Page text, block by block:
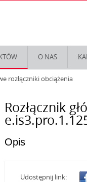
O NAS
rozłączniki obciążenia
Rozłącznik
Opis
Udostępnij link: